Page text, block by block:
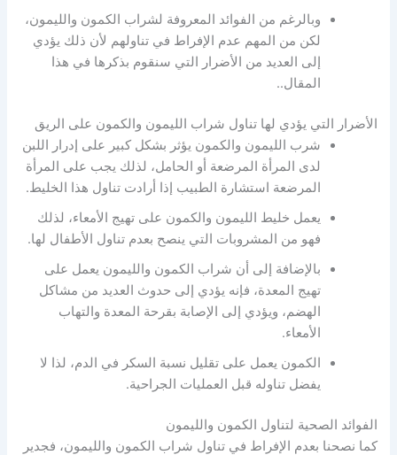
وبالرغم من الفوائد المعروفة لشراب الكمون والليمون،
لكن من المهم عدم الإفراط في تناولهم لأن ذلك يؤدي
إلى العديد من الأضرار التي سنقوم بذكرها في هذا
المقال..
الأضرار التي يؤدي لها تناول شراب الليمون والكمون على الريق
شرب الليمون والكمون يؤثر بشكل كبير على إدرار اللبن
لدى المرأة المرضعة أو الحامل، لذلك يجب على المرأة
المرضعة استشارة الطبيب إذا أرادت تناول هذا الخليط.
يعمل خليط الليمون والكمون على تهيج الأمعاء، لذلك
فهو من المشروبات التي ينصح بعدم تناول الأطفال لها.
بالإضافة إلى أن شراب الكمون والليمون يعمل على
تهيج المعدة، فإنه يؤدي إلى حدوث العديد من مشاكل
الهضم، ويؤدي إلى الإصابة بقرحة المعدة والتهاب
الأمعاء.
الكمون يعمل على تقليل نسبة السكر في الدم، لذا لا
يفضل تناوله قبل العمليات الجراحية.
الفوائد الصحية لتناول الكمون والليمون
كما نصحنا بعدم الإفراط في تناول شراب الكمون والليمون، فجدير